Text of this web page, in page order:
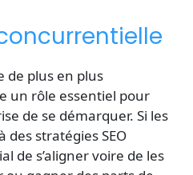
de plus en plus
un rôle essentiel pour
de se démarquer. Si les
des stratégies SEO
de s’aligner voire de les